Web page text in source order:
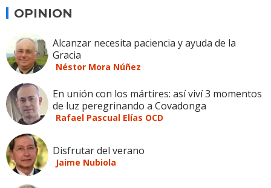
OPINION
Alcanzar necesita paciencia y ayuda de la
Gracia
Néstor Mora Núñez
En unión con los mártires: así viví 3 momentos
de luz peregrinando a Covadonga
Rafael Pascual Elías OCD
Disfrutar del verano
Jaime Nubiola